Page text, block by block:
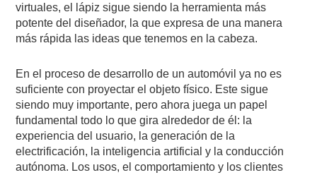
virtuales, el lápiz sigue siendo la herramienta más
potente del diseñador, la que expresa de una manera
más rápida las ideas que tenemos en la cabeza.
En el proceso de desarrollo de un automóvil ya no es
suficiente con proyectar el objeto físico. Este sigue
siendo muy importante, pero ahora juega un papel
fundamental todo lo que gira alrededor de él: la
experiencia del usuario, la generación de la
electrificación, la inteligencia artificial y la conducción
autónoma. Los usos, el comportamiento y los clientes